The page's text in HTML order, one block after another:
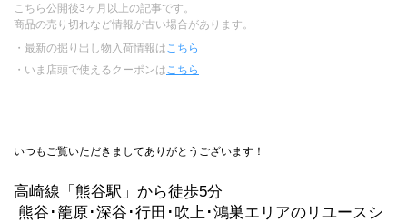
こちら公開後3ヶ月以上の記事です。
商品の売り切れなど情報が古い場合があります。
・最新の掘り出し物入荷情報は こちら
・いま店頭で使えるクーポンは こちら
いつもご覧いただきましてありがとうございます！
高崎線「熊谷駅」から徒歩5分